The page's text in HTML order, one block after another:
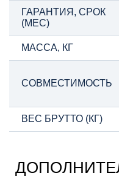
ГАРАНТИЯ, СРОК
(МЕС)
МАССА, КГ
СОВМЕСТИМОСТЬ
ВЕС БРУТТО (КГ)